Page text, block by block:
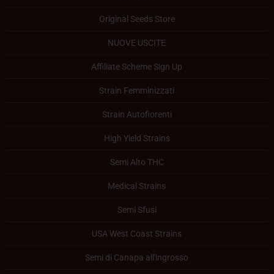
Original Seeds Store
NUOVE USCITE
Affiliate Scheme Sign Up
Strain Femminizzati
Strain Autofiorenti
High Yield Strains
Semi Alto THC
Medical Strains
Semi Sfusi
USA West Coast Strains
Semi di Canapa all'ingrosso